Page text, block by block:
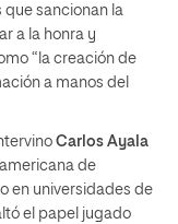
que sancionan la
a la honra y
“la creación de
a manos del
Carlos Ayala
de
en universidades de
el papel jugado